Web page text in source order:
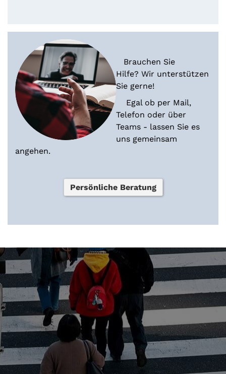
Brauchen Sie
Hilfe? Wir unterstützen
Sie gerne!
Egal ob per Mail,
Telefon oder über
Teams - lassen Sie es
uns gemeinsam
angehen.
Persönliche Beratung